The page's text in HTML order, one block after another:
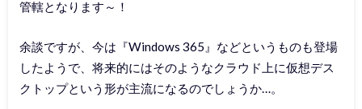
管轄となります～！
余談ですが、今は『Windows 365』などというものも登場
したようで、将来的にはそのようなクラウド上に仮想デス
クトップという形が主流になるのでしょうか…。